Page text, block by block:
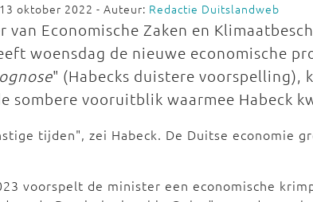
oktober 2022 - Auteur: Redactie Duitslandweb
van Economische Zaken en
woensdag de nieuwe economische
" (Habecks duistere voorspelling),
sombere vooruitblik waarmee Habeck
tijden", zei Habeck. De Duitse economie
voorspelt de minister een economische